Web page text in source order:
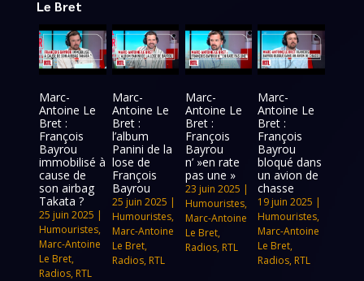
Le Bret
Marc-
Antoine Le
Bret :
François
Bayrou
immobilisé à
cause de
son airbag
Takata ?
25 juin 2025 |
Humouristes,
Marc-Antoine
Le Bret,
Radios, RTL
Marc-
Antoine Le
Bret :
l’album
Panini de la
lose de
François
Bayrou
25 juin 2025 |
Humouristes,
Marc-Antoine
Le Bret,
Radios, RTL
Marc-
Antoine Le
Bret :
François
Bayrou
n’ »en rate
pas une »
23 juin 2025 |
Humouristes,
Marc-Antoine
Le Bret,
Radios, RTL
Marc-
Antoine Le
Bret :
François
Bayrou
bloqué dans
un avion de
chasse
19 juin 2025 |
Humouristes,
Marc-Antoine
Le Bret,
Radios, RTL